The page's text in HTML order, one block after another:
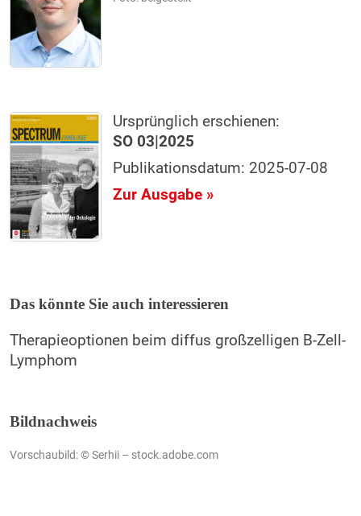
Ursprünglich erschienen:
SO 03|2025
Publikationsdatum: 2025-07-08
Zur Ausgabe »
Das könnte Sie auch interessieren
Therapieoptionen beim diffus großzelligen B-Zell-
Lymphom
Bildnachweis
Vorschaubild: © Serhii – stock.adobe.com